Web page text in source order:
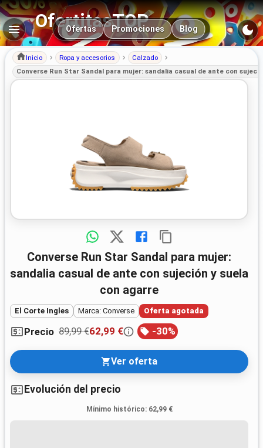
OfertitasTOP
Navegación principal
Ofertas Promociones Blog
Inicio Ropa y accesorios
Calzado
Converse Run Star Sandal para mujer: sandalia casual de ante con
Converse Run Star Sandal para mujer:
sandalia casual de ante con sujeción y suela
con agarre
El Corte Ingles Marca: Converse Oferta agotada
Precio 89,99 €62,99 € -30%
Ver oferta
Evolución del precio
Mínimo histórico: 62,99 €